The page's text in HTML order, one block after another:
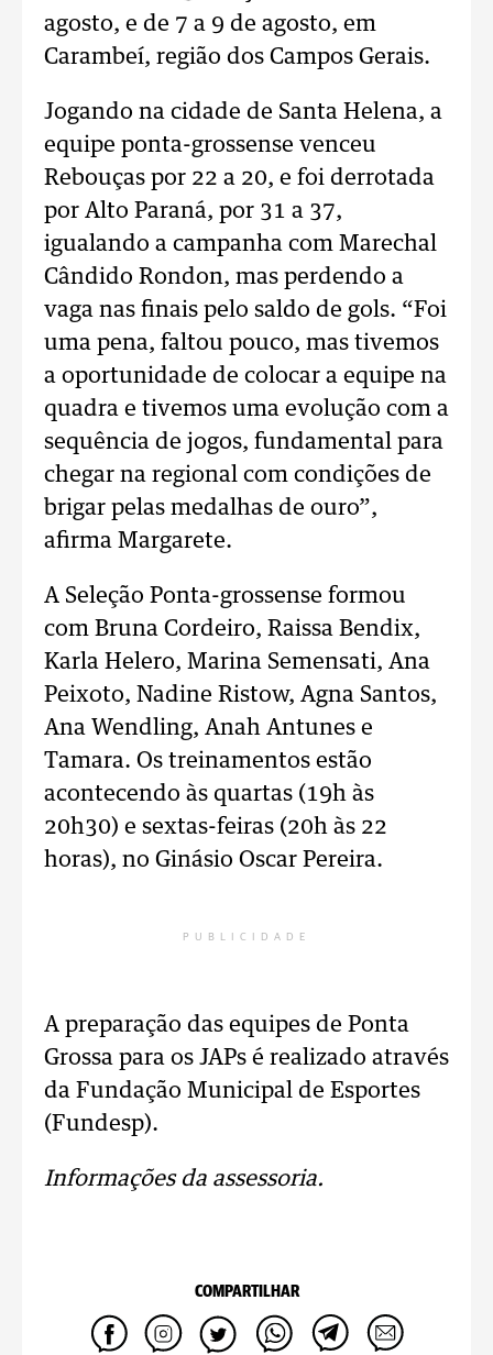
agosto, e de 7 a 9 de agosto, em
Carambeí, região dos Campos Gerais.
Jogando na cidade de Santa Helena, a
equipe ponta-grossense venceu
Rebouças por 22 a 20, e foi derrotada
por Alto Paraná, por 31 a 37,
igualando a campanha com Marechal
Cândido Rondon, mas perdendo a
vaga nas finais pelo saldo de gols. “Foi
uma pena, faltou pouco, mas tivemos
a oportunidade de colocar a equipe na
quadra e tivemos uma evolução com a
sequência de jogos, fundamental para
chegar na regional com condições de
brigar pelas medalhas de ouro”,
afirma Margarete.
A Seleção Ponta-grossense formou
com Bruna Cordeiro, Raissa Bendix,
Karla Helero, Marina Semensati, Ana
Peixoto, Nadine Ristow, Agna Santos,
Ana Wendling, Anah Antunes e
Tamara. Os treinamentos estão
acontecendo às quartas (19h às
20h30) e sextas-feiras (20h às 22
horas), no Ginásio Oscar Pereira.
PUBLICIDADE
A preparação das equipes de Ponta
Grossa para os JAPs é realizado através
da Fundação Municipal de Esportes
(Fundesp).
Informações da assessoria.
COMPARTILHAR